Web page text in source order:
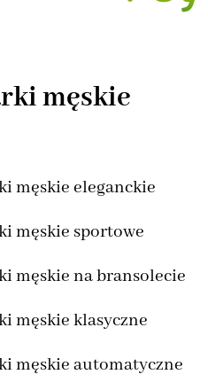
męskie
męskie eleganckie
męskie sportowe
męskie na bransolecie
męskie klasyczne
męskie automatyczne